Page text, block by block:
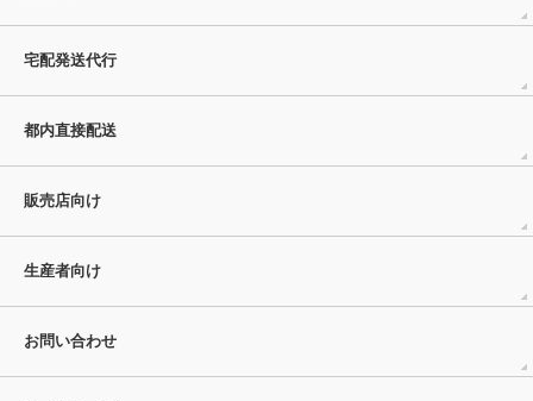
宅配発送代行
都内直接配送
販売店向け
生産者向け
お問い合わせ